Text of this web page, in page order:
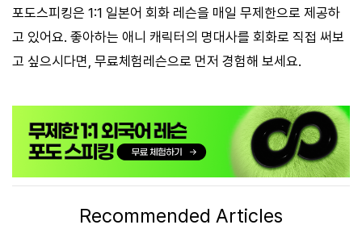
포도스피킹은 1:1 일본어 회화 레슨을 매일 무제한으로 제공하
고 있어요. 좋아하는 애니 캐릭터의 명대사를 회화로 직접 써보
고 싶으시다면, 무료체험레슨으로 먼저 경험해 보세요.
Recommended Articles